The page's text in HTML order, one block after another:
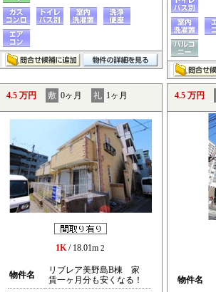
4.5 万円 敷 0ヶ月 礼 1ヶ月
1K/ 18.01m 2
物件名
リブレア美野島B棟 家
賃一ヶ月分も安くなる！
4.5 万円
物件名